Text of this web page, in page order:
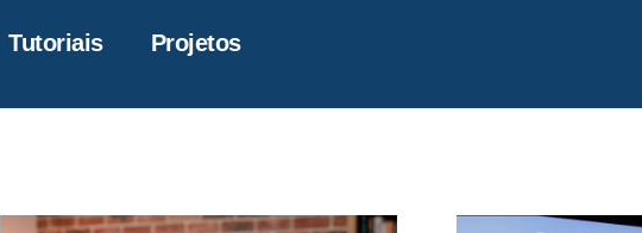
Tutoriais Projetos